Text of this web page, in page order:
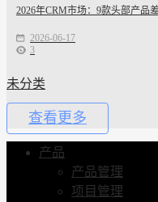
2026年CRM市场：9款头部产品
2026-06-17
3
未分类
查看更多
产品
产品管理
项目管理